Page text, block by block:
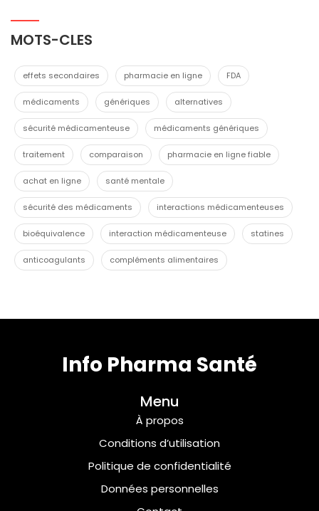
MOTS-CLES
effets secondaires pharmacie en ligne FDA
médicaments génériques alternatives
sécurité médicamenteuse médicaments génériques
traitement comparaison pharmacie en ligne fiable
achat en ligne santé mentale
sécurité des médicaments interactions médicamenteuses
bioéquivalence interaction médicamenteuse statines
anticoagulants compléments alimentaires
Info Pharma Santé
Menu
À propos
Conditions d’utilisation
Politique de confidentialité
Données personnelles